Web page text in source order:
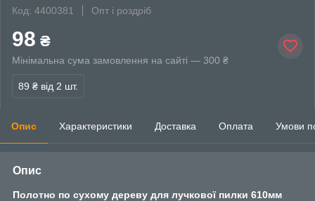
Код: 4400381
Опт і роздріб
98 ₴
Мінімальна сума замовлення на сайті — 300 ₴
89 ₴ від 2 шт.
Опис Характеристики Доставка Оплата Умови
Опис
Полотно по сухому дереву для лучкової пилки 610мм